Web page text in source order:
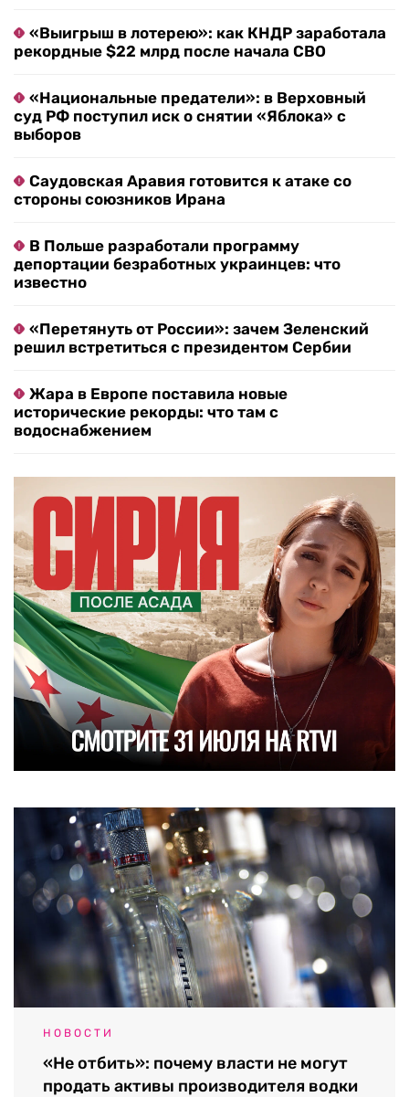
«Выигрыш в лотерею»: как КНДР заработала
рекордные $22 млрд после начала СВО
«Национальные предатели»: в Верховный
суд РФ поступил иск о снятии «Яблока» с
выборов
Саудовская Аравия готовится к атаке со
стороны союзников Ирана
В Польше разработали программу
депортации безработных украинцев: что
известно
«Перетянуть от России»: зачем Зеленский
решил встретиться с президентом Сербии
Жара в Европе поставила новые
исторические рекорды: что там с
водоснабжением
НОВОСТИ
«Не отбить»: почему власти не могут
продать активы производителя водки